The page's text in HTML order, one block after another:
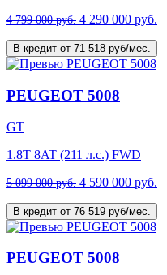
4 799 000 руб. 4 290 000 руб.
В кредит от 71 518 руб/мес.
PEUGEOT 5008
GT
1.8T 8AT (211 л.с.) FWD
5 099 000 руб. 4 590 000 руб.
В кредит от 76 519 руб/мес.
PEUGEOT 5008